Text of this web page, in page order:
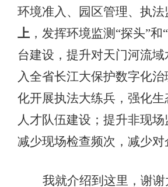
环境准入、园区管理、执
上 ，发挥环境监测 “探头”
台建设，提升对天门河流
入全省长江大保护数字化治
化开展执法大练兵，强化
人才队伍建设；提升非现
减少现场检查频次，减少对
我就介绍到这里，谢谢